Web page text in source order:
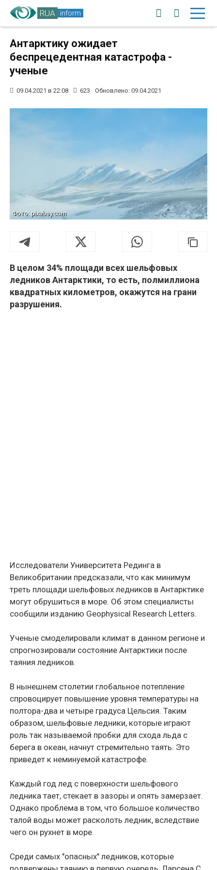
RUA inform
Антарктику ожидает
беспрецедентная катастрофа -
ученые
09.04.2021 в 22:08 623 Обновлено: 09.04.2021
Фото: pixabay.com
В целом 34% площади всех шельфовых
ледников Антарктики, то есть, полмиллиона
квадратных километров, окажутся на грани
разрушения.
Исследователи Университета Рединга в
Великобритании предсказали, что как минимум
треть площади шельфовых ледников в Антарктике
могут обрушиться в море. Об этом специалисты
сообщили изданию Geophysical Research Letters.
Ученые смоделировали климат в данном регионе и
спрогнозировали состояние Антарктики после
таяния ледников.
В нынешнем столетии глобальное потепление
спровоцирует повышение уровня температуры на
полтора-два и четыре градуса Цельсия. Таким
образом, шельфовые ледники, которые играют
роль так называемой пробки для схода льда с
берега в океан, начнут стремительно таять. Это
приведет к неминуемой катастрофе.
Каждый год лед с поверхности шельфового
ледника тает, стекает в зазоры и опять замерзает.
Однако проблема в том, что большое количество
талой воды может расколоть ледник, вследствие
чего он рухнет в море.
Среди самых "опасных" ледников, которые